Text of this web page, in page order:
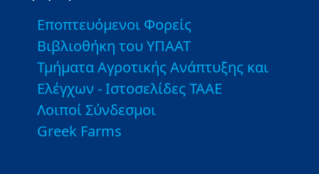
Εποπτευόμενοι Φορείς
Βιβλιοθήκη του ΥΠΑΑΤ
Τμήματα Αγροτικής Ανάπτυξης και
Ελέγχων - Ιστοσελίδες ΤΑΑΕ
Λοιποί Σύνδεσμοι
Greek Farms